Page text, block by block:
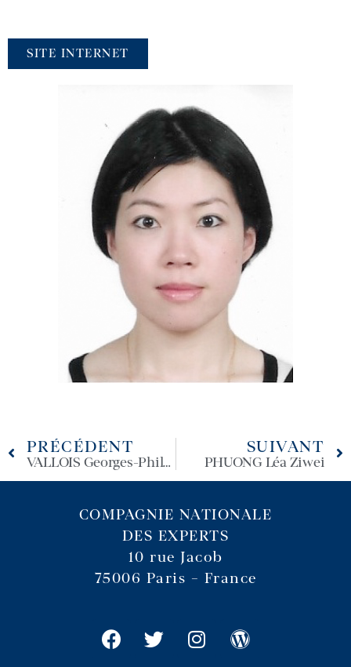
SITE INTERNET
PRÉCÉDENT
VALLOIS Georges-Philippe
SUIVANT
PHUONG Léa Ziwei
COMPAGNIE NATIONALE
DES EXPERTS
10 rue Jacob
75006 Paris – France